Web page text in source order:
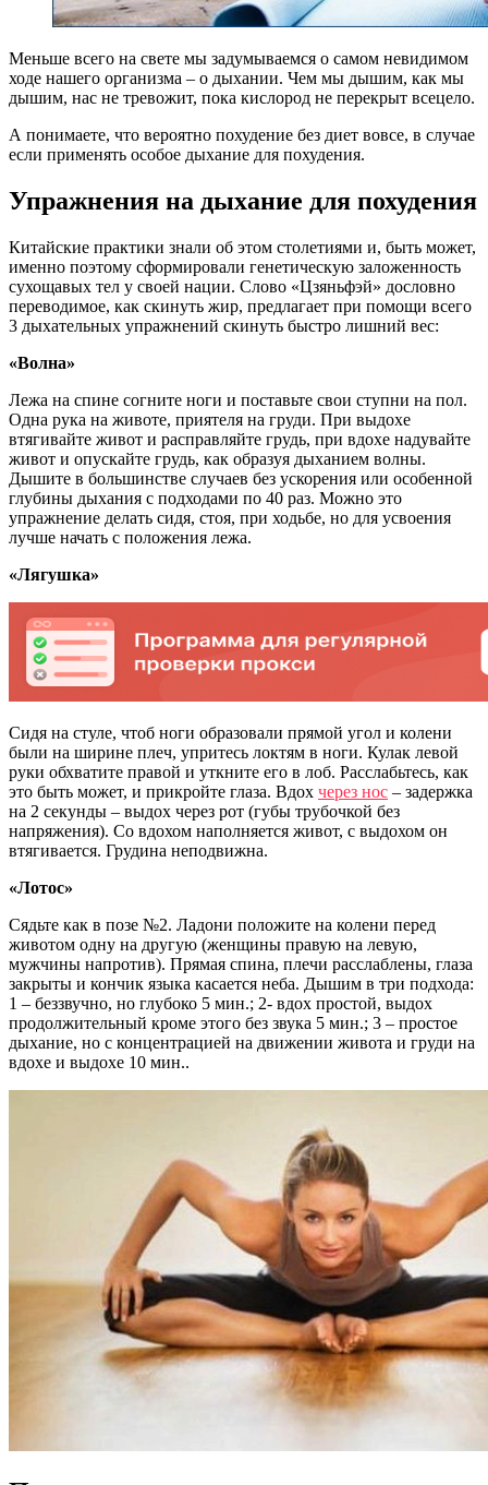
Меньше всего на свете мы задумываемся о самом невидимом
ходе нашего организма – о дыхании. Чем мы дышим, как мы
дышим, нас не тревожит, пока кислород не перекрыт всецело.
А понимаете, что вероятно похудение без диет вовсе, в случае
если применять особое дыхание для похудения.
Упражнения на дыхание для похудения
Китайские практики знали об этом столетиями и, быть может,
именно поэтому сформировали генетическую заложенность
сухощавых тел у своей нации. Слово «Цзяньфэй» дословно
переводимое, как скинуть жир, предлагает при помощи всего
3 дыхательных упражнений скинуть быстро лишний вес:
«Волна»
Лежа на спине согните ноги и поставьте свои ступни на пол.
Одна рука на животе, приятеля на груди. При выдохе
втягивайте живот и расправляйте грудь, при вдохе надувайте
живот и опускайте грудь, как образуя дыханием волны.
Дышите в большинстве случаев без ускорения или особенной
глубины дыхания с подходами по 40 раз. Можно это
упражнение делать сидя, стоя, при ходьбе, но для усвоения
лучше начать с положения лежа.
«Лягушка»
Сидя на стуле, чтоб ноги образовали прямой угол и колени
были на ширине плеч, упритесь локтям в ноги. Кулак левой
руки обхватите правой и уткните его в лоб. Расслабьтесь, как
это быть может, и прикройте глаза. Вдох через нос – задержка
на 2 секунды – выдох через рот (губы трубочкой без
напряжения). Со вдохом наполняется живот, с выдохом он
втягивается. Грудина неподвижна.
«Лотос»
Сядьте как в позе №2. Ладони положите на колени перед
животом одну на другую (женщины правую на левую,
мужчины напротив). Прямая спина, плечи расслаблены, глаза
закрыты и кончик языка касается неба. Дышим в три подхода:
1 – беззвучно, но глубоко 5 мин.; 2- вдох простой, выдох
продолжительный кроме этого без звука 5 мин.; 3 – простое
дыхание, но с концентрацией на движении живота и груди на
вдохе и выдохе 10 мин..